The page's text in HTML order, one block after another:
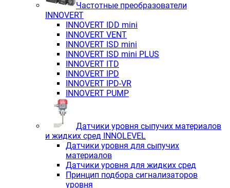
Частотные преобразователи
INNOVERT
INNOVERT IDD mini
INNOVERT VENT
INNOVERT ISD mini
INNOVERT ISD mini PLUS
INNOVERT ITD
INNOVERT IРD
INNOVERT IРD-VR
INNOVERT PUMP
Датчики уровня сыпучих материалов
и жидких сред INNOLEVEL
Датчики уровня для сыпучих
материалов
Датчики уровня для жидких сред
Принцип подбора сигнализаторов
уровня